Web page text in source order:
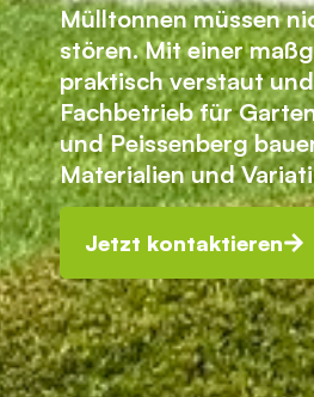
Mülltonnen müssen
stören. Mit einer
praktisch verstaut
Fachbetrieb für
und Peissenberg
Materialien und
Jetzt kontaktieren